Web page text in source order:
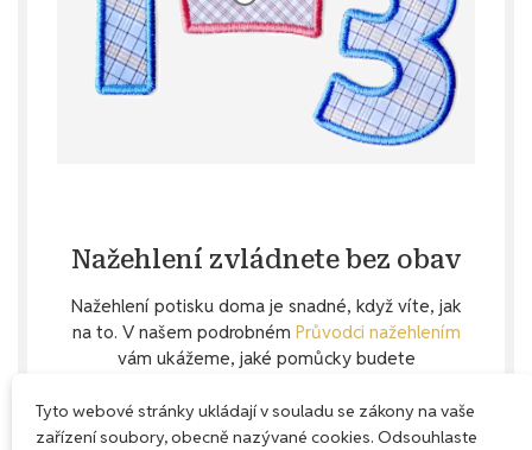
Nažehlení zvládnete bez obav
Nažehlení potisku doma je snadné, když víte, jak
na to. V našem podrobném Průvodci nažehlením
vám ukážeme, jaké pomůcky budete
krokem. Pokud si i přesto nebudete jistí, rádi
poradíme.
Tyto webové stránky ukládají v souladu se zákony na vaše
zařízení soubory, obecně nazývané cookies. Odsouhlaste